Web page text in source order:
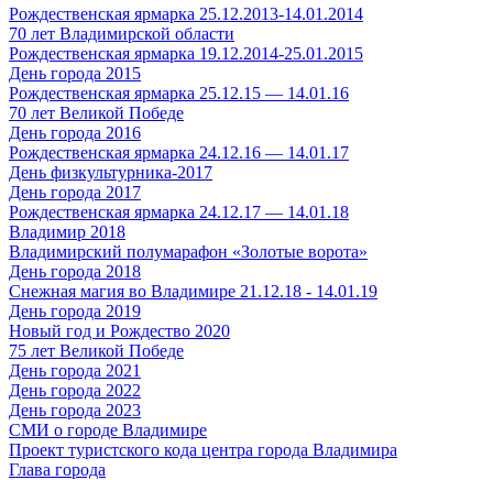
Рождественская ярмарка 25.12.2013-14.01.2014
70 лет Владимирской области
Рождественская ярмарка 19.12.2014-25.01.2015
День города 2015
Рождественская ярмарка 25.12.15 — 14.01.16
70 лет Великой Победе
День города 2016
Рождественская ярмарка 24.12.16 — 14.01.17
День физкультурника-2017
День города 2017
Рождественская ярмарка 24.12.17 — 14.01.18
Владимир 2018
Владимирский полумарафон «Золотые ворота»
День города 2018
Снежная магия во Владимире 21.12.18 - 14.01.19
День города 2019
Новый год и Рождество 2020
75 лет Великой Победе
День города 2021
День города 2022
День города 2023
СМИ о городе Владимире
Проект туристского кода центра города Владимира
Глава города